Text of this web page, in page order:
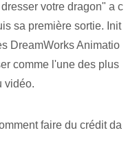
votre dragon" a c
sa première sortie. Init
DreamWorks Animatio
comme l'une des plus
vidéo.
faire du crédit da